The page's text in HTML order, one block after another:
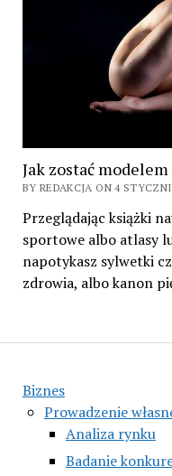
Biznes
Prowadzenie
Analiza rynku
Badanie
Jak zostać modelem
BY REDAKCJA ON 4
Przeglądając książki
sportowe albo atlasy
napotykasz sylwetki
zdrowia, albo kanon